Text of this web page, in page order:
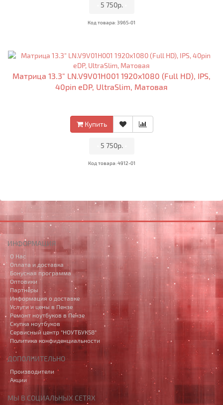
5 750р.
Код товара: 3965-01
Матрица 13.3" LN.V9V01H001 1920x1080 (Full HD), IPS,
40pin eDP, UltraSlim, Матовая
Купить
5 750р.
Код товара: 4912-01
ИНФОРМАЦИЯ
О Нас
Оплата и доставка
Бонусная программа
Оптовики
Партнёры
Информация о доставке
Услуги и цены в Пензе
Ремонт ноутбуков в Пензе
Скупка ноутбуков
Сервисный центр "НОУТБУК58"
Политика конфиденциальности
ДОПОЛНИТЕЛЬНО
Производители
Акции
МЫ В СОЦИАЛЬНЫХ СЕТЯХ